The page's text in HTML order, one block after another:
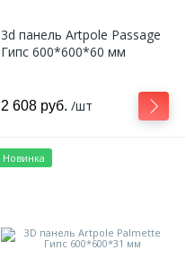
3d панель Artpole Passage
Гипс 600*600*60 мм
2 608 руб. /шт
Новинка